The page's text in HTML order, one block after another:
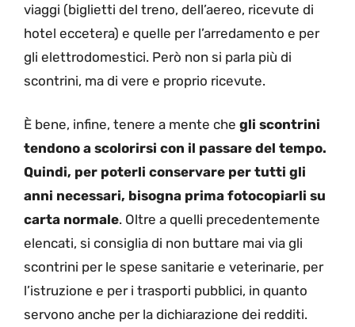
viaggi (biglietti del treno, dell’aereo, ricevute di
hotel eccetera) e quelle per l’arredamento e per
gli elettrodomestici. Però non si parla più di
scontrini, ma di vere e proprio ricevute.
È bene, infine, tenere a mente che gli scontrini
tendono a scolorirsi con il passare del tempo.
Quindi, per poterli conservare per tutti gli
anni necessari, bisogna prima fotocopiarli su
carta normale. Oltre a quelli precedentemente
elencati, si consiglia di non buttare mai via gli
scontrini per le spese sanitarie e veterinarie, per
l’istruzione e per i trasporti pubblici, in quanto
servono anche per la dichiarazione dei redditi.